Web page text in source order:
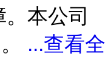
本公司
...查看全